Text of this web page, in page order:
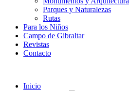
Parques y Naturalezas
Rutas
Para los Niños
Campo de Gibraltar
Revistas
Contacto
Inicio